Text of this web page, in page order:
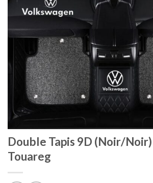
Double Tapis 9D (Noir/Noir)
Touareg